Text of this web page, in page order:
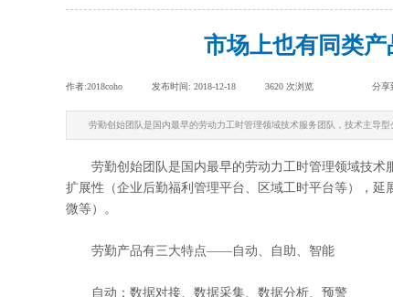
市场上也有同类
作者:2018coho 发布时间: 2018-12-18 3620 次浏览 分享
劳勤创始团队是国内最早的劳动力工时管理领域技术服务团队，技术主导
劳勤创始团队是国内最早的劳动力工时管理领域技术
扩展性（企业后勤福利管理平台、区域工时平台等），延
微等）。
劳勤产品有三大特点——自动、自助、智能
自动：数据对接、数据采集、数据分析、预警